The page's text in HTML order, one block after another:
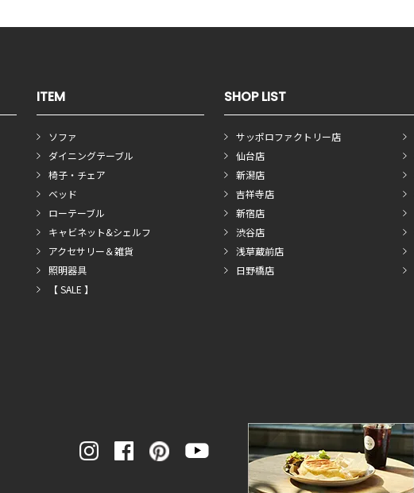
ITEM
ソファ
ダイニングテーブル
椅子・チェア
ベッド
ローテーブル
キャビネット&シェルフ
アクセサリー＆雑貨
照明器具
【 SALE 】
SHOP LIST
サッポロファクトリー店
仙台店
新潟店
吉祥寺店
新宿店
渋谷店
浅草蔵前店
日野橋店